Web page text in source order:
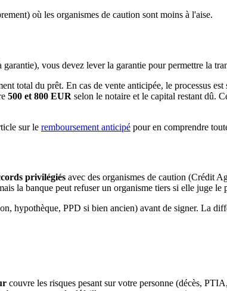
où les organismes de caution sont moins à l'aise.
vous devez lever la garantie pour permettre la
total du prêt. En cas de vente anticipée, le processus
500 et 800 EUR selon le notaire et le capital restant dû.
sur le remboursement anticipé pour en comprendre
privilégiés avec des organismes de caution (Crédit
la banque peut refuser un organisme tiers si elle juge
hypothèque, PPD si bien ancien) avant de signer. La
couvre les risques pesant sur votre personne (décès,